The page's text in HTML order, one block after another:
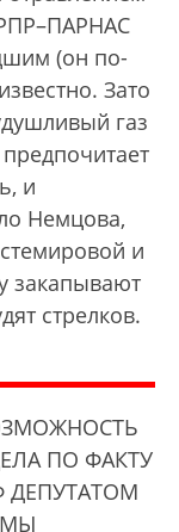
(он по-
Зато
газ
и
Немцова,
и
закапывают
стрелков.
ПО ФАКТУ
ДЕПУТАТОМ